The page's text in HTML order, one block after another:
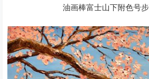
油画棒富士山下附色号